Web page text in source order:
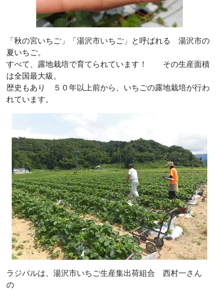
「秋の宮いちご」「湯沢市いちご」と呼ばれる 湯沢市の
夏いちご。
すべて、露地栽培で育てられています！ その生産面積
は全国最大級。
歴史もあり ５０年以上前から、いちごの露地栽培が行わ
れています。
ラジパルは、湯沢市いちご生産集出荷組合 西村一さん
の